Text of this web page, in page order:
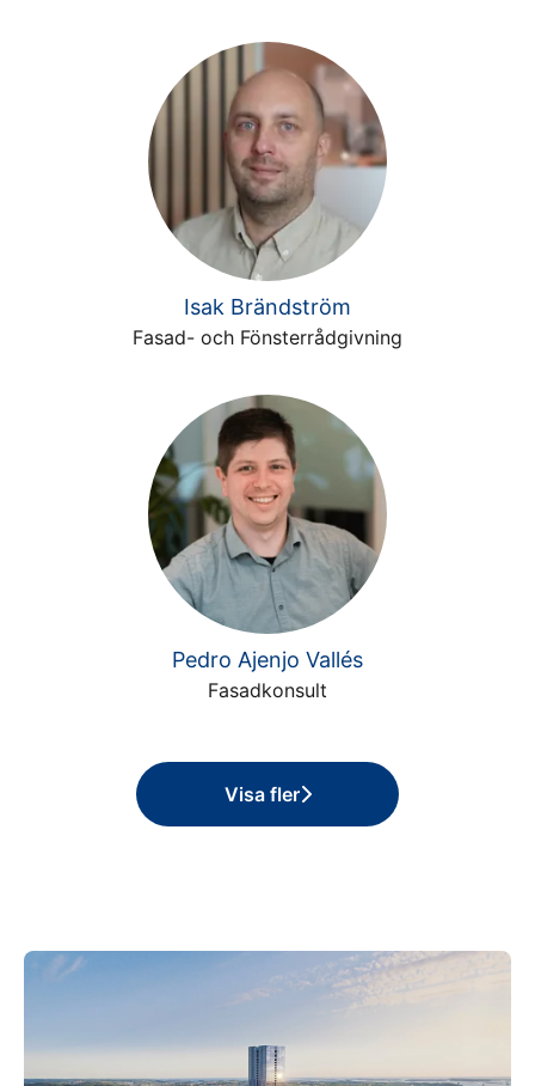
Isak Brändström
Fasad- och Fönsterrådgivning
Pedro Ajenjo Vallés
Fasadkonsult
Visa fler